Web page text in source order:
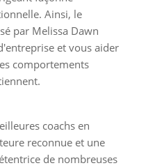
Ainsi, le
par Melissa Dawn
et vous aider
comportements
coachs en
reconnue et une
de nombreuses